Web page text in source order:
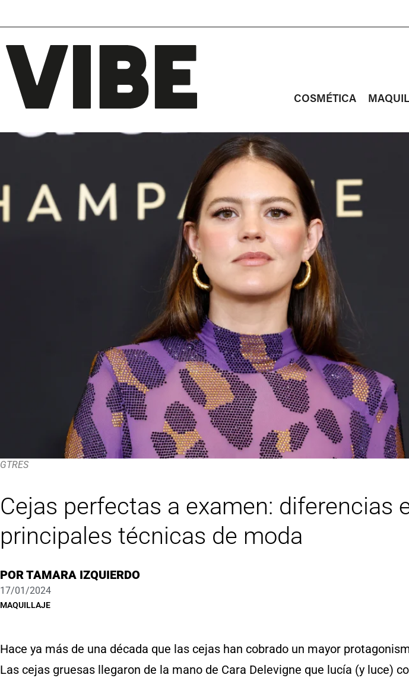
COSMÉTICA
GTRES
Cejas perfectas a examen: diferencias
principales técnicas de moda
PORTAMARA IZQUIERDO
17/01/2024
MAQUILLAJE
Hace ya más de una década que las cejas han cobrado un mayor
Las cejas gruesas llegaron de la mano de Cara Delevigne que lucía (y luce)